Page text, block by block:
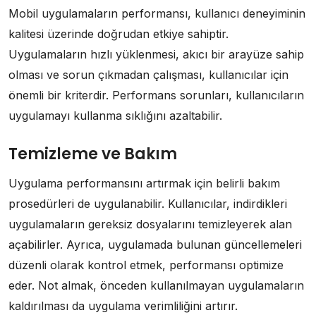
Mobil uygulamaların performansı, kullanıcı deneyiminin
kalitesi üzerinde doğrudan etkiye sahiptir.
Uygulamaların hızlı yüklenmesi, akıcı bir arayüze sahip
olması ve sorun çıkmadan çalışması, kullanıcılar için
önemli bir kriterdir. Performans sorunları, kullanıcıların
uygulamayı kullanma sıklığını azaltabilir.
Temizleme ve Bakım
Uygulama performansını artırmak için belirli bakım
prosedürleri de uygulanabilir. Kullanıcılar, indirdikleri
uygulamaların gereksiz dosyalarını temizleyerek alan
açabilirler. Ayrıca, uygulamada bulunan güncellemeleri
düzenli olarak kontrol etmek, performansı optimize
eder. Not almak, önceden kullanılmayan uygulamaların
kaldırılması da uygulama verimliliğini artırır.